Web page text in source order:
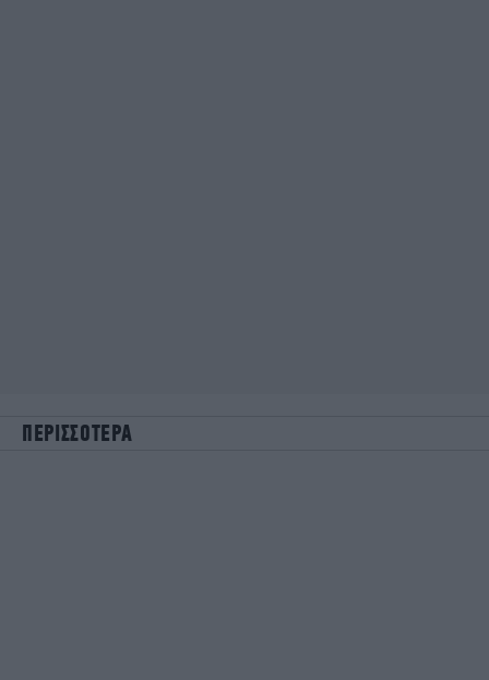
ΠΕΡΙΣΣΟΤΕΡΑ